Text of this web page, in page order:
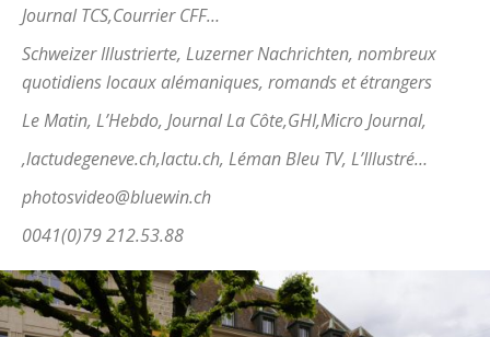
Journal TCS,Courrier CFF…
Schweizer Illustrierte, Luzerner Nachrichten, nombreux
quotidiens locaux alémaniques, romands et étrangers
Le Matin, L’Hebdo, Journal La Côte,GHI,Micro Journal,
,lactudegeneve.ch,lactu.ch, Léman Bleu TV, L’Illustré…
photosvideo@bluewin.ch
0041(0)79 212.53.88